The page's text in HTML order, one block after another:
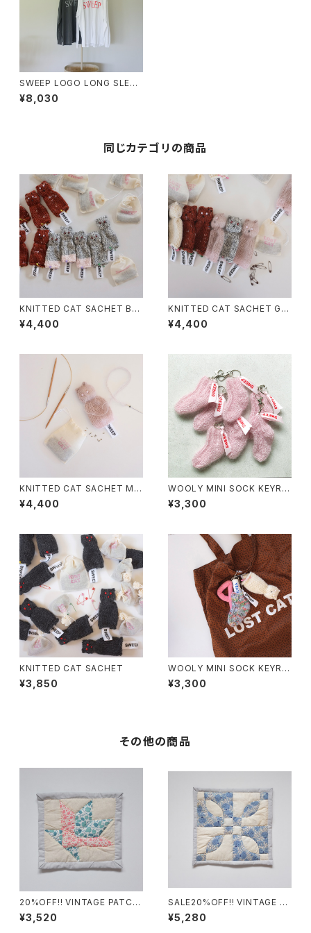
SWEEP LOGO LONG SLEEV
E TEE
¥8,030
同じカテゴリの商品
KNITTED CAT SACHET Brit
ish Blue cat
¥4,400
KNITTED CAT SACHET Gin
ger Cat
¥4,400
KNITTED CAT SACHET MIL
KTEA
¥4,400
WOOLY MINI SOCK KEYRIN
G FAIRY PINK
¥3,300
KNITTED CAT SACHET
¥3,850
WOOLY MINI SOCK KEYRIN
G VINTAGE ENGLAND
¥3,300
その他の商品
20%OFF!! VINTAGE PATCH
WORK PIECE ⑨
¥3,520
SALE20%OFF!! VINTAGE PA
TCHWORK PIECE ①
¥5,280